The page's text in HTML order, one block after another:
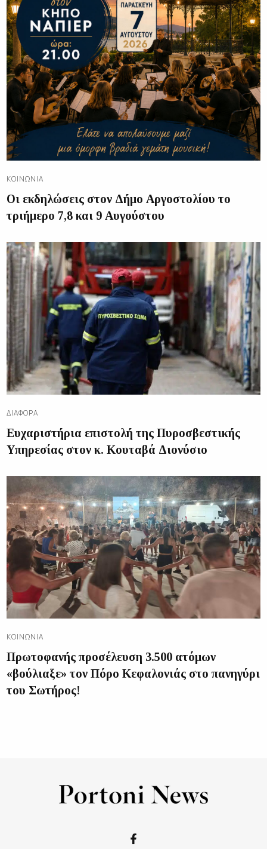
ΚΟΙΝΩΝΊΑ
Οι εκδηλώσεις στον Δήμο Αργοστολίου το
τριήμερο 7,8 και 9 Αυγούστου
ΔΙΑΦΟΡΑ
Ευχαριστήρια επιστολή της Πυροσβεστικής
Υπηρεσίας στον κ. Κουταβά Διονύσιο
ΚΟΙΝΩΝΊΑ
Πρωτοφανής προσέλευση 3.500 ατόμων
«βούλιαξε» τον Πόρο Κεφαλονιάς στο πανηγύρι
του Σωτήρος!